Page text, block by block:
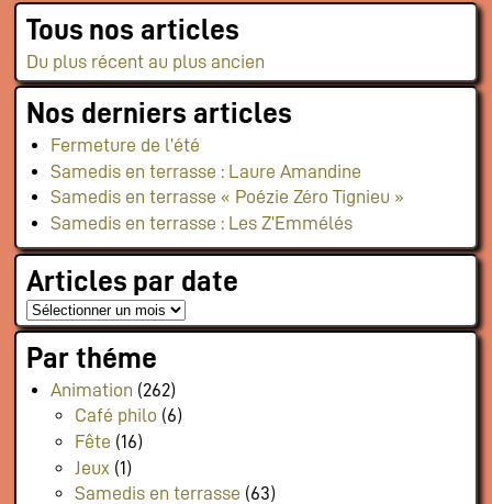
Tous nos articles
Du plus récent au plus ancien
Nos derniers articles
Fermeture de l’été
Samedis en terrasse : Laure Amandine
Samedis en terrasse « Poézie Zéro Tignieu »
Samedis en terrasse : Les Z’Emmélés
Articles par date
Par théme
Animation (262)
Café philo (6)
Fête (16)
Jeux (1)
Samedis en terrasse (63)